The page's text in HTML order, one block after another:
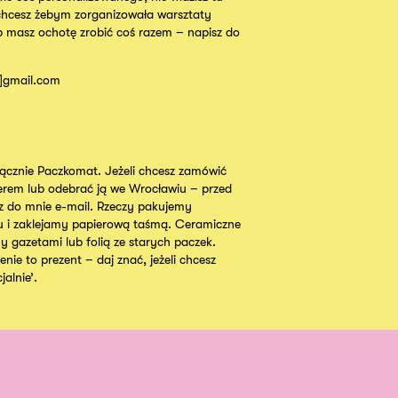
żebym zorganizowała warsztaty
masz ochotę zrobić coś razem – napisz do
Paczkomat. Jeżeli chcesz zamówić
lub odebrać ją we Wrocławiu – przed
do mnie e-mail. Rzeczy pakujemy
i zaklejamy papierową taśmą. Ceramiczne
gazetami lub folią ze starych paczek.
to prezent – daj znać, jeżeli chcesz